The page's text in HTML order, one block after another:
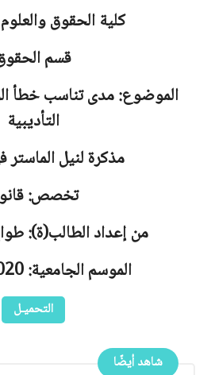
كلية الحقوق
قسم
الموضوع: مدى تناسب خطأ
التأديبية
مذكرة لنيل الماستر
تخصص:
من إعداد الطالب(ة):
الموسم الجامعية: 2020 / 2021
التحميـل
شاهد أيضًا